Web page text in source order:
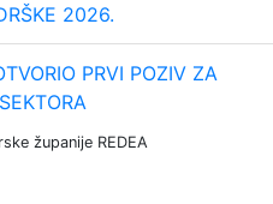
2026.
PRVI POZIV ZA
županije REDEA